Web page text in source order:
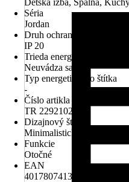
Detská izba, Spálňa,
Séria
Jordan
Druh ochrany
IP 20
Trieda energetickej
Neuvádza sa
Typ energetického štítka
-
Číslo artikla výrobcu
TR 229210232
Dizajnový štýl
Minimalistický, Moderný/
Funkcie
Otočné
EAN
4017807413298